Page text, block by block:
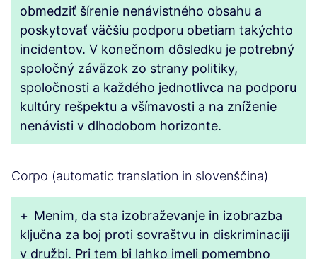
obmedziť šírenie nenávistného obsahu a
poskytovať väčšiu podporu obetiam takýchto
incidentov. V konečnom dôsledku je potrebný
spoločný záväzok zo strany politiky,
spoločnosti a každého jednotlivca na podporu
kultúry rešpektu a všímavosti a na zníženie
nenávisti v dlhodobom horizonte.
Corpo (automatic translation in slovenščina)
+ Menim, da sta izobraževanje in izobrazba
ključna za boj proti sovraštvu in diskriminaciji
v družbi. Pri tem bi lahko imeli pomembno